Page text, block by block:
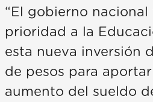
“El gobierno
prioridad a la
esta nueva inversión
de pesos para aportar
aumento del sueldo